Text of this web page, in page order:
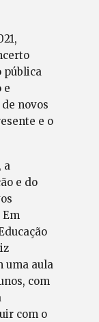
pública
e
novos
e o
a
e do
uma aula
com
com o